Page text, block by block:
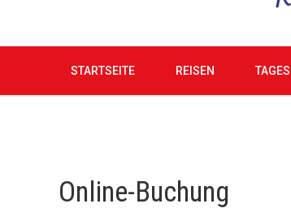
STARTSEITE REISEN
Online-Buchung